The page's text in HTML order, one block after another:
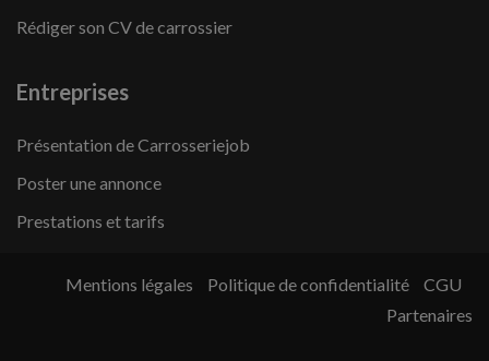
Rédiger son CV de carrossier
Entreprises
Présentation de Carrosseriejob
Poster une annonce
Prestations et tarifs
Mentions légales Politique de confidentialité
CGU
Partenaires